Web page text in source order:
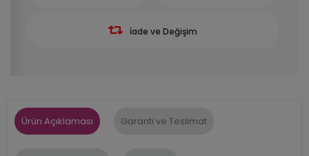
İade ve Değişim
Ürün Açıklaması Garanti ve Teslimat